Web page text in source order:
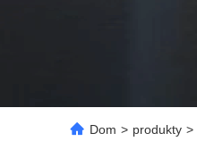
Dom > produkty >